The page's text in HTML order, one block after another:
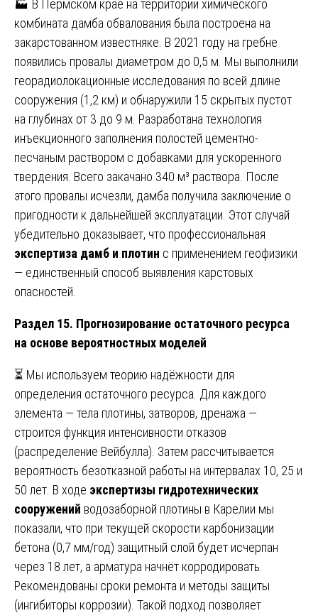
🏭 В Пермском крае на территории химического
комбината дамба обвалования была построена на
закарстованном известняке. В 2021 году на гребне
появились провалы диаметром до 0,5 м. Мы выполнили
георадиолокационные исследования по всей длине
сооружения (1,2 км) и обнаружили 15 скрытых пустот
на глубинах от 3 до 9 м. Разработана технология
инъекционного заполнения полостей цементно-
песчаным раствором с добавками для ускоренного
твердения. Всего закачано 340 м³ раствора. После
этого провалы исчезли, дамба получила заключение о
пригодности к дальнейшей эксплуатации. Этот случай
убедительно доказывает, что профессиональная
экспертиза дамб и плотин с применением геофизики
— единственный способ выявления карстовых
опасностей.
Раздел 15. Прогнозирование остаточного ресурса
на основе вероятностных моделей
⏳ Мы используем теорию надёжности для
определения остаточного ресурса. Для каждого
элемента — тела плотины, затворов, дренажа —
строится функция интенсивности отказов
(распределение Вейбулла). Затем рассчитывается
вероятность безотказной работы на интервалах 10, 25 и
50 лет. В ходе экспертизы гидротехнических
сооружений водозаборной плотины в Карелии мы
показали, что при текущей скорости карбонизации
бетона (0,7 мм/год) защитный слой будет исчерпан
через 18 лет, а арматура начнёт корродировать.
Рекомендованы сроки ремонта и методы защиты
(ингибиторы коррозии). Такой подход позволяет